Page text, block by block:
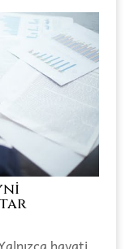
hayati